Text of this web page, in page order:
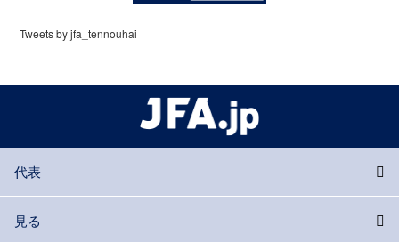
Tweets by jfa_tennouhai
代表
見る